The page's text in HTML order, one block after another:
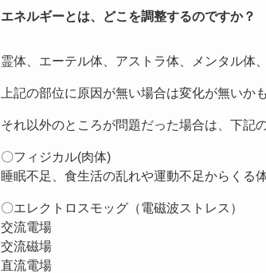
エネルギーとは、どこを調整するのですか？
霊体、エーテル体、アストラ体、メンタル体
上記の部位に原因が無い場合は変化が無いか
それ以外のところが問題だった場合は、下記
〇フィジカル(肉体)
睡眠不足、食生活の乱れや運動不足からくる
〇エレクトロスモッグ（電磁波ストレス）
交流電場
交流磁場
直流電場